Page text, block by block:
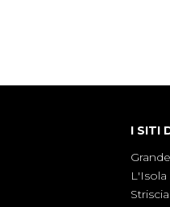
I SITI